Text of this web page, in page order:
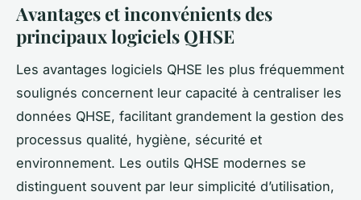
Avantages et inconvénients des
principaux logiciels QHSE
Les avantages logiciels QHSE les plus fréquemment
soulignés concernent leur capacité à centraliser les
données QHSE, facilitant grandement la gestion des
processus qualité, hygiène, sécurité et
environnement. Les outils QHSE modernes se
distinguent souvent par leur simplicité d’utilisation,